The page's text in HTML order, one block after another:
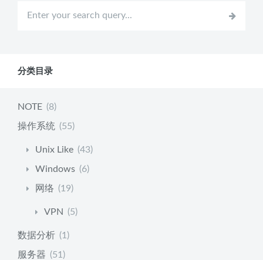
分类目录
NOTE (8)
操作系统 (55)
Unix Like (43)
Windows (6)
网络 (19)
VPN (5)
数据分析 (1)
服务器 (51)